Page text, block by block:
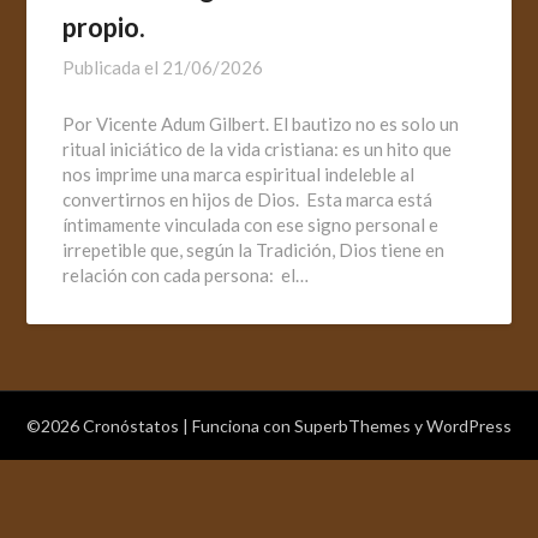
propio.
Publicada el 21/06/2026
Por Vicente Adum Gilbert. El bautizo no es solo un
ritual iniciático de la vida cristiana: es un hito que
nos imprime una marca espiritual indeleble al
convertirnos en hijos de Dios. Esta marca está
íntimamente vinculada con ese signo personal e
irrepetible que, según la Tradición, Dios tiene en
relación con cada persona: el…
©2026 Cronóstatos | Funciona con SuperbThemes y WordPress